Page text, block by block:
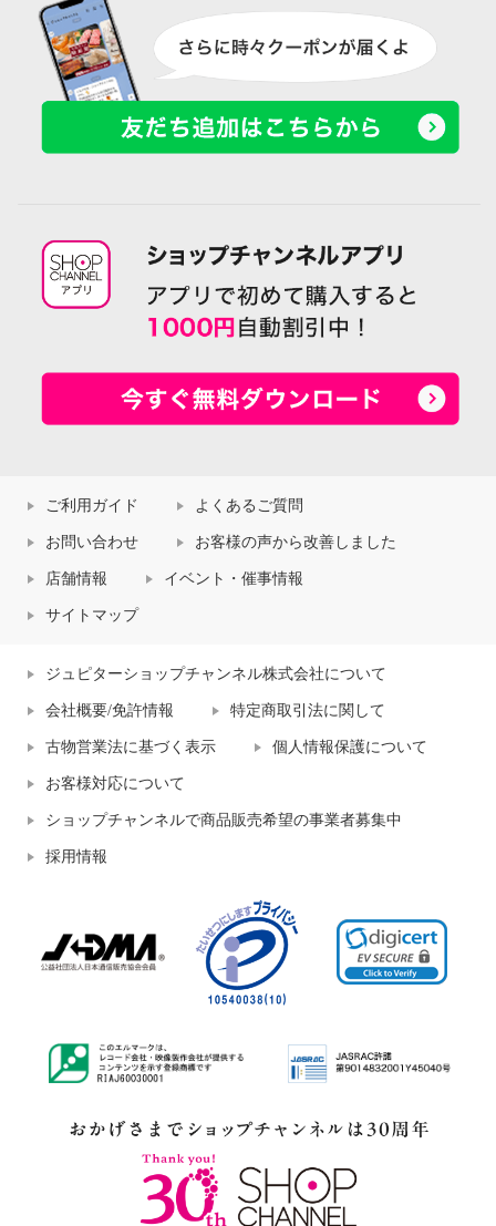
ご利用ガイド よくあるご質問
お問い合わせ お客様の声から改善しました
店舗情報 イベント・催事情報
サイトマップ
ジュピターショップチャンネル株式会社について
会社概要/免許情報 特定商取引法に関して
古物営業法に基づく表示 個人情報保護について
お客様対応について
ショップチャンネルで商品販売希望の事業者募集中
採用情報